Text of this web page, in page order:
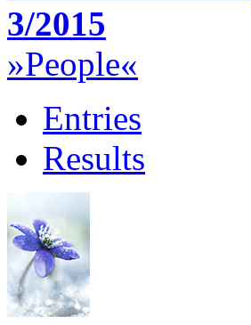
3/2015
»People«
Entries
Results